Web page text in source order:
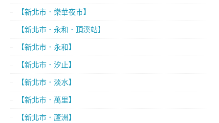
【新北市．樂華夜市】
【新北市．永和．頂溪站】
【新北市．永和】
【新北市．汐止】
【新北市．淡水】
【新北市．萬里】
【新北市．蘆洲】